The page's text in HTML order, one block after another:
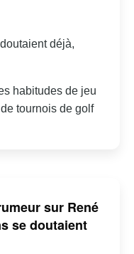
déjà,
habitudes de jeu
tournois de golf
sur René
se doutaient